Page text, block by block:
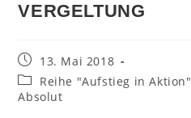
VERGELTUNG
13. Mai 2018
Reihe "Aufstieg in Aktion"
Absolut